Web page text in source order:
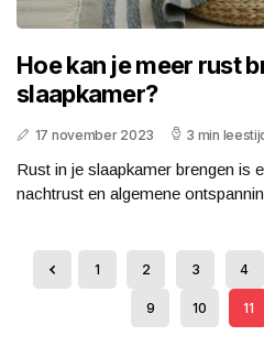
Hoe kan je meer rust
slaapkamer?
17 november 2023 3 min
Rust in je slaapkamer brengen is
nachtrust en algemene
1 2 3 4
9 10 11